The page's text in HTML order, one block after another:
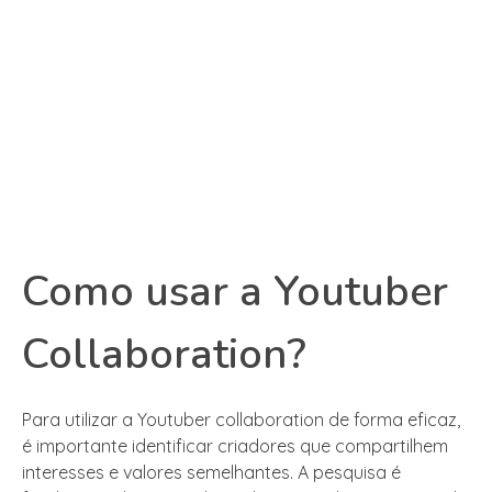
Como usar a Youtuber
Collaboration?
Para utilizar a Youtuber collaboration de forma eficaz,
é importante identificar criadores que compartilhem
interesses e valores semelhantes. A pesquisa é